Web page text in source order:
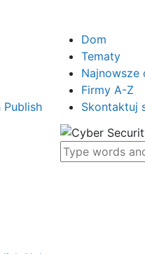
Dom
Tematy
Najnowsze
Firmy A-Z
Skontaktuj